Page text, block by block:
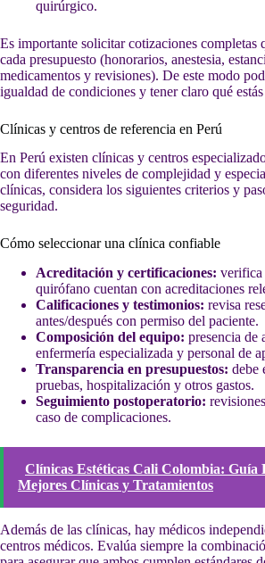
quirúrgico.
Es importante solicitar cotizaciones completas
cada presupuesto (honorarios, anestesia,
medicamentos y revisiones). De este modo
igualdad de condiciones y tener claro qué
Clínicas y centros de referencia en Perú
En Perú existen clínicas y centros
con diferentes niveles de complejidad y
clínicas, considera los siguientes criterios y
seguridad.
Cómo seleccionar una clínica confiable
Acreditación y certificaciones: verifica
quirófano cuentan con acreditaciones
Calificaciones y testimonios: revisa
antes/después con permiso del paciente.
Composición del equipo: presencia de
enfermería especializada y personal de
Transparencia en presupuestos: debe
pruebas, hospitalización y otros gastos.
Seguimiento postoperatorio:
caso de complicaciones.
Clínicas Estéticas Cali Colombia: Guía
Mejores Clínicas y Tratamientos
Además de las clínicas, hay médicos
centros médicos. Evalúa siempre la